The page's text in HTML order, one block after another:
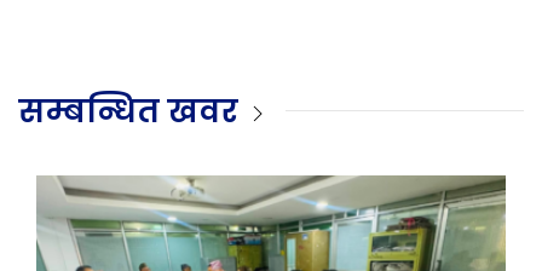
सम्बन्धित खवर